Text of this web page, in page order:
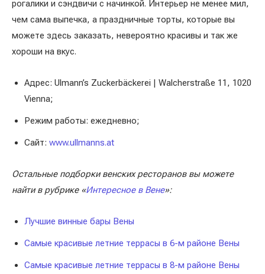
рогалики и сэндвичи с начинкой. Интерьер не менее мил,
чем сама выпечка, а праздничные торты, которые вы
можете здесь заказать, невероятно красивы и так же
хороши на вкус.
Адрес: Ulmann’s Zuckerbäckerei | Walcherstraße 11, 1020
Vienna;
Режим работы: ежедневно;
Сайт: www.ullmanns.at
Остальные подборки венских ресторанов вы можете
найти в рубрике «Интересное в Вене»:
Лучшие винные бары Вены
Самые красивые летние террасы в 6-м районе Вены
Самые красивые летние террасы в 8-м районе Вены